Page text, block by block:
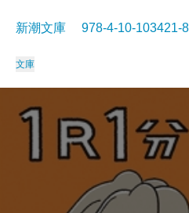
新潮文庫 978-4-10-
文庫